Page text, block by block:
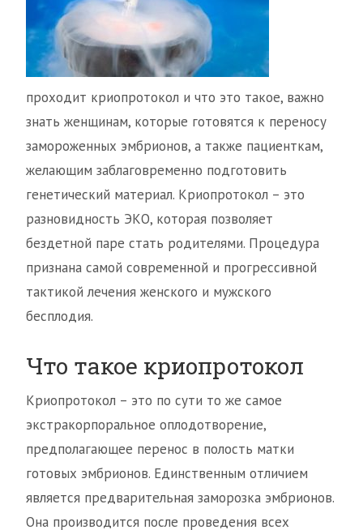
проходит криопротокол и что это такое, важно
знать женщинам, которые готовятся к переносу
замороженных эмбрионов, а также пациенткам,
желающим заблаговременно подготовить
генетический материал. Криопротокол – это
разновидность ЭКО, которая позволяет
бездетной паре стать родителями. Процедура
признана самой современной и прогрессивной
тактикой лечения женского и мужского
бесплодия.
Что такое криопротокол
Криопротокол – это по сути то же самое
экстракорпоральное оплодотворение,
предполагающее перенос в полость матки
готовых эмбрионов. Единственным отличием
является предварительная заморозка эмбрионов.
Она производится после проведения всех